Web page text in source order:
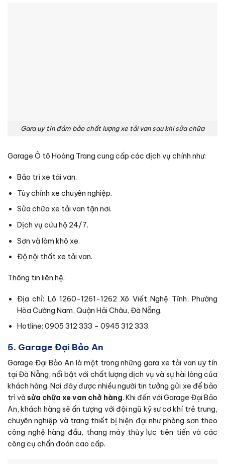
Gara uy tín đảm bảo chất lượng xe tải van sau khi sửa chữa
Garage Ô tô Hoàng Trang cung cấp các dịch vụ chính như:
Bảo trì xe tải van.
Tùy chỉnh xe chuyên nghiệp.
Sửa chữa xe tải van tận nơi.
Dịch vụ cứu hộ 24/7.
Sơn và làm khô xe.
Độ nội thất xe tải van.
Thông tin liên hệ:
Địa chỉ: Lô 1260-1261-1262 Xô Viết Nghệ Tĩnh, Phường
Hòa Cường Nam, Quận Hải Châu, Đà Nẵng.
Hotline: 0905 312 333 – 0945 312 333.
5. Garage Đại Bảo An
Garage Đại Bảo An là một trong những gara xe tải van uy tín
tại Đà Nẵng, nổi bật với chất lượng dịch vụ và sự hài lòng của
khách hàng. Nơi đây được nhiều người tin tưởng gửi xe để bảo
trì vàsửa chữa xe van chở hàng. Khi đến với Garage Đại Bảo
An, khách hàng sẽ ấn tượng với đội ngũ kỹ sư cơ khí trẻ trung,
chuyên nghiệp và trang thiết bị hiện đại như phòng sơn theo
công nghệ hàng đầu, thang máy thủy lực tiên tiến và các
công cụ chẩn đoán cao cấp.